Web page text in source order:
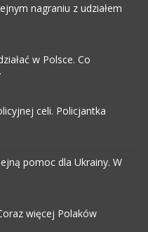
nagraniu z udziałem
w Polsce. Co
celi. Policjantka
pomoc dla Ukrainy. W
więcej Polaków